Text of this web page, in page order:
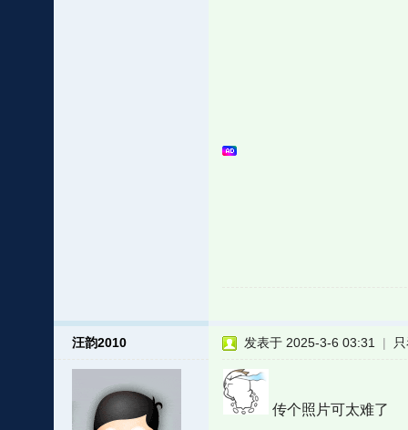
汪韵2010 发表于 2025-3-6 03:31 |
传个照片可太难了